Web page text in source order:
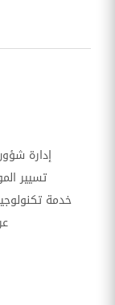
إدارة
تسيير
خدمة